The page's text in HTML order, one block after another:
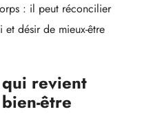
: il peut réconcilier
et désir de mieux-être
revient
être